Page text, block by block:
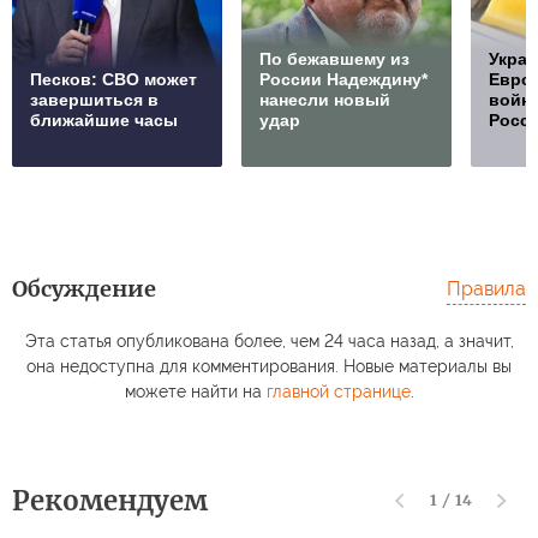
Песков: СВО может
завершиться в
ближайшие часы
По бежавшему из
России Надеждину*
нанесли новый
удар
Обсуждение Правила
Эта статья опубликована более, чем 24 часа назад, а значит,
она недоступна для комментирования. Новые материалы вы
можете найти на главной странице.
Рекомендуем 1 / 14